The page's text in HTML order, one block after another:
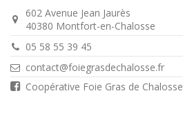
602 Avenue Jean Jaurès
40380 Montfort-en-Chalosse
05 58 55 39 45
contact@foiegrasdechalosse.fr
Coopérative Foie Gras de Chalosse